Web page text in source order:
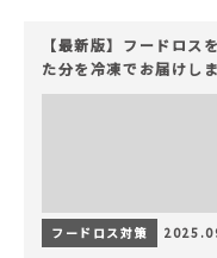
【最新版】フードロス
た分を冷凍でお届けし
フードロス対策